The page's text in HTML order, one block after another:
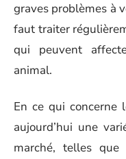
graves problèmes à
faut traiter
qui peuvent
animal.
En ce qui concerne
aujourd’hui une
marché, telles